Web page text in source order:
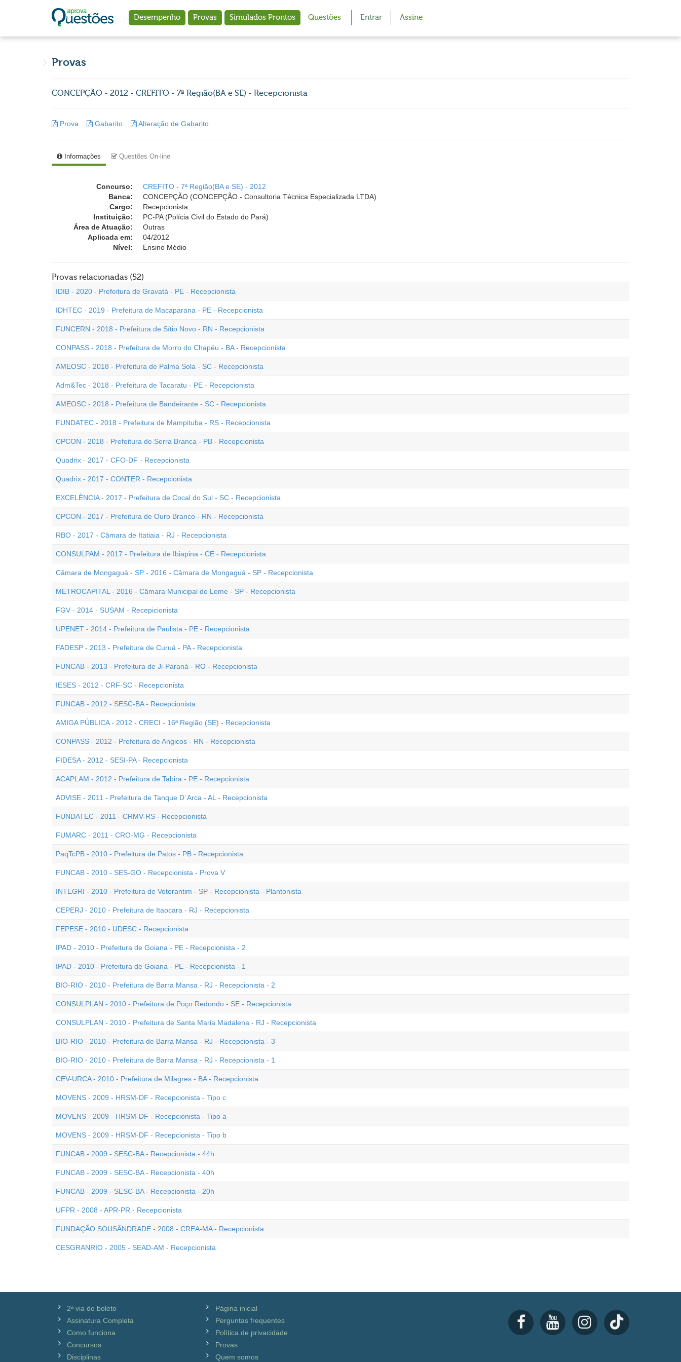
Desempenho Provas Simulados Prontos Questões Entrar Assine
Provas
CONCEPÇÃO - 2012 - CREFITO - 7ª Região(BA e SE) - Recepcionista
Prova Gabarito Alteração de Gabarito
Informações Questões On-line
Concurso:
CREFITO - 7ª Região(BA e SE) - 2012
Banca:
CONCEPÇÃO (CONCEPÇÃO - Consultoria Técnica Especializada LTDA)
Cargo:
Recepcionista
Instituição:
PC-PA (Polícia Civil do Estado do Pará)
Área de Atuação:
Outras
Aplicada em:
04/2012
Nível:
Ensino Médio
Provas relacionadas (52)
IDIB - 2020 - Prefeitura de Gravatá - PE - Recepcionista
IDHTEC - 2019 - Prefeitura de Macaparana - PE - Recepcionista
FUNCERN - 2018 - Prefeitura de Sítio Novo - RN - Recepcionista
CONPASS - 2018 - Prefeitura de Morro do Chapéu - BA - Recepcionista
AMEOSC - 2018 - Prefeitura de Palma Sola - SC - Recepcionista
Adm&Tec - 2018 - Prefeitura de Tacaratu - PE - Recepcionista
AMEOSC - 2018 - Prefeitura de Bandeirante - SC - Recepcionista
FUNDATEC - 2018 - Prefeitura de Mampituba - RS - Recepcionista
CPCON - 2018 - Prefeitura de Serra Branca - PB - Recepcionista
Quadrix - 2017 - CFO-DF - Recepcionista
Quadrix - 2017 - CONTER - Recepcionista
EXCELÊNCIA - 2017 - Prefeitura de Cocal do Sul - SC - Recepcionista
CPCON - 2017 - Prefeitura de Ouro Branco - RN - Recepcionista
RBO - 2017 - Câmara de Itatiaia - RJ - Recepcionista
CONSULPAM - 2017 - Prefeitura de Ibiapina - CE - Recepcionista
Câmara de Mongaguá - SP - 2016 - Câmara de Mongaguá - SP - Recepcionista
METROCAPITAL - 2016 - Câmara Municipal de Leme - SP - Recepcionista
FGV - 2014 - SUSAM - Recepicionista
UPENET - 2014 - Prefeitura de Paulista - PE - Recepcionista
FADESP - 2013 - Prefeitura de Curuá - PA - Recepcionista
FUNCAB - 2013 - Prefeitura de Ji-Paraná - RO - Recepcionista
IESES - 2012 - CRF-SC - Recepcionista
FUNCAB - 2012 - SESC-BA - Recepcionista
AMIGA PÚBLICA - 2012 - CRECI - 16ª Região (SE) - Recepcionista
CONPASS - 2012 - Prefeitura de Angicos - RN - Recepcionista
FIDESA - 2012 - SESI-PA - Recepcionista
ACAPLAM - 2012 - Prefeitura de Tabira - PE - Recepcionista
ADVISE - 2011 - Prefeitura de Tanque D`Arca - AL - Recepcionista
FUNDATEC - 2011 - CRMV-RS - Recepcionista
FUMARC - 2011 - CRO-MG - Recepcionista
PaqTcPB - 2010 - Prefeitura de Patos - PB - Recepcionista
FUNCAB - 2010 - SES-GO - Recepcionista - Prova V
INTEGRI - 2010 - Prefeitura de Votorantim - SP - Recepcionista - Plantonista
CEPERJ - 2010 - Prefeitura de Itaocara - RJ - Recepcionista
FEPESE - 2010 - UDESC - Recepcionista
IPAD - 2010 - Prefeitura de Goiana - PE - Recepcionista - 2
IPAD - 2010 - Prefeitura de Goiana - PE - Recepcionista - 1
BIO-RIO - 2010 - Prefeitura de Barra Mansa - RJ - Recepcionista - 2
CONSULPLAN - 2010 - Prefeitura de Poço Redondo - SE - Recepcionista
CONSULPLAN - 2010 - Prefeitura de Santa Maria Madalena - RJ - Recepcionista
BIO-RIO - 2010 - Prefeitura de Barra Mansa - RJ - Recepcionista - 3
BIO-RIO - 2010 - Prefeitura de Barra Mansa - RJ - Recepcionista - 1
CEV-URCA - 2010 - Prefeitura de Milagres - BA - Recepcionista
MOVENS - 2009 - HRSM-DF - Recepcionista - Tipo c
MOVENS - 2009 - HRSM-DF - Recepcionista - Tipo a
MOVENS - 2009 - HRSM-DF - Recepcionista - Tipo b
FUNCAB - 2009 - SESC-BA - Recepcionista - 44h
FUNCAB - 2009 - SESC-BA - Recepcionista - 40h
FUNCAB - 2009 - SESC-BA - Recepcionista - 20h
UFPR - 2008 - APR-PR - Recepcionista
FUNDAÇÃO SOUSÂNDRADE - 2008 - CREA-MA - Recepcionista
CESGRANRIO - 2005 - SEAD-AM - Recepcionista
2ª via do boleto
Assinatura Completa
Como funciona
Concursos
Disciplinas
Página inicial
Perguntas frequentes
Política de privacidade
Provas
Quem somos